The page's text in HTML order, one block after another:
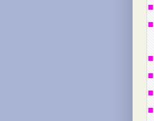
■
■
■
■
■
■